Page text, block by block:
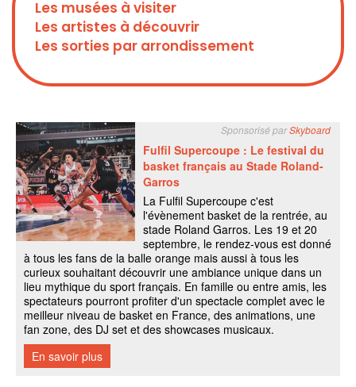
Les musées à visiter
Les artistes à découvrir
Les sorties par arrondissement